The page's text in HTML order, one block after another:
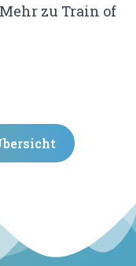
Mehr zu Train of